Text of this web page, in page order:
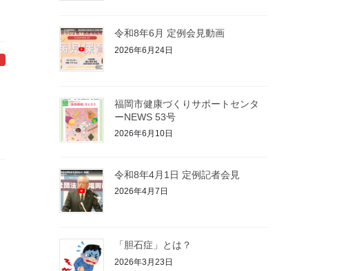
令和8年6月 定例会見動画
2026年6月24日
福岡市健康づくりサポートセンタ
ーNEWS 53号
2026年6月10日
令和8年4月1日 定例記者会見
2026年4月7日
「胆石症」とは？
2026年3月23日